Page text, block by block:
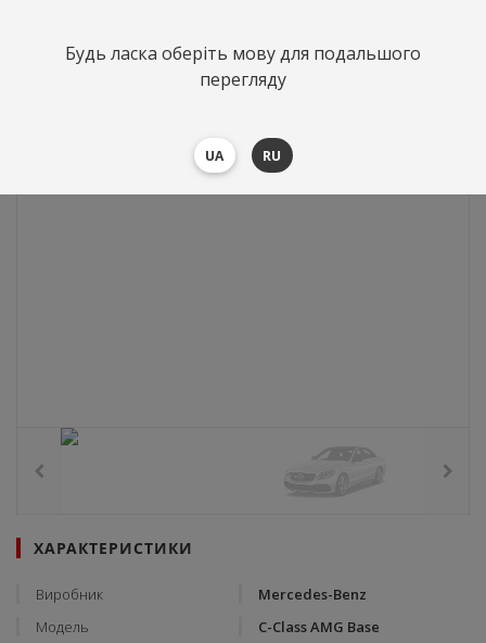
грн.
ХАРАКТЕРИСТИКИ
Виробник
Mercedes-Benz
Модель
C-Class AMG Base
Будь ласка оберіть мову для подальшого
перегляду
UA RU